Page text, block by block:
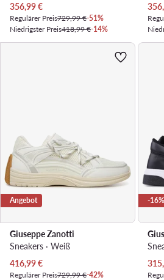
Aktueller Preis
356,99€
Regulärer Preis729,99 €-51%
Niedrigster Preis418,99 €-14%
Angebot
Giuseppe Zanotti
Sneakers · Weiß
Aktueller Preis
416,99€
Regulärer Preis729,99 €-42%
-16%